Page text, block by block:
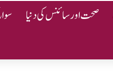
صحت اور سائنس کی دنیا